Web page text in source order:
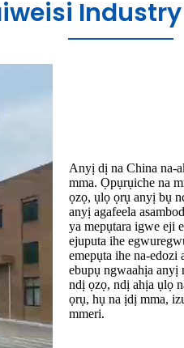
Industry
Anyị dị na China na-
mma. Ọpụrụiche na
ọzọ, ụlọ ọrụ anyị bụ
anyị agafeela
ya mepụtara igwe eji
ejuputa ihe
emepụta ihe na-edozi
ebupụ ngwaahịa anyị
ndị ọzọ, ndị ahịa ụlọ
ọrụ, hụ na ịdị mma,
mmeri.